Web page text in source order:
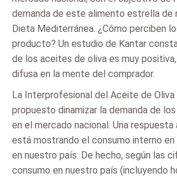
demanda de este alimento estrella de
Dieta Mediterránea. ¿Cómo perciben
producto? Un estudio de Kantar
de los aceites de oliva es muy
difusa en la mente del comprador.
La Interprofesional del Aceite de Oliva
propuesto dinamizar la demanda de
en el mercado nacional. Una respuesta
está mostrando el consumo interno
en nuestro país. De hecho, según las
consumo en nuestro país (incluyendo